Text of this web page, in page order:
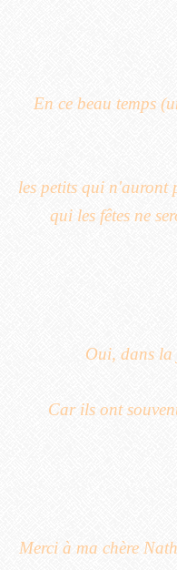
En ce beau temps
les petits qui n'auront
qui les fêtes ne
Oui, dans la
Car ils ont
Merci à ma chère